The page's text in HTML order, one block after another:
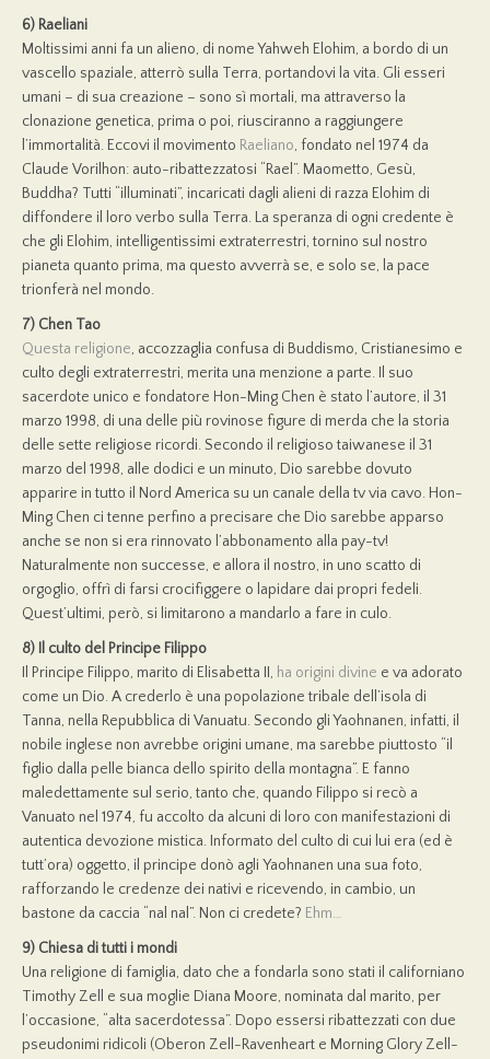
6) Raeliani
Moltissimi anni fa un alieno, di nome Yahweh Elohim, a bordo di un
vascello spaziale, atterrò sulla Terra, portandovi la vita. Gli esseri
umani – di sua creazione – sono sì mortali, ma attraverso la
clonazione genetica, prima o poi, riusciranno a raggiungere
l’immortalità. Eccovi il movimento Raeliano, fondato nel 1974 da
Claude Vorilhon: auto-ribattezzatosi “Rael”. Maometto, Gesù,
Buddha? Tutti “illuminati”, incaricati dagli alieni di razza Elohim di
diffondere il loro verbo sulla Terra. La speranza di ogni credente è
che gli Elohim, intelligentissimi extraterrestri, tornino sul nostro
pianeta quanto prima, ma questo avverrà se, e solo se, la pace
trionferà nel mondo.
7) Chen Tao
Questa religione, accozzaglia confusa di Buddismo, Cristianesimo e
culto degli extraterrestri, merita una menzione a parte. Il suo
sacerdote unico e fondatore Hon-Ming Chen è stato l’autore, il 31
marzo 1998, di una delle più rovinose figure di merda che la storia
delle sette religiose ricordi. Secondo il religioso taiwanese il 31
marzo del 1998, alle dodici e un minuto, Dio sarebbe dovuto
apparire in tutto il Nord America su un canale della tv via cavo. Hon-
Ming Chen ci tenne perfino a precisare che Dio sarebbe apparso
anche se non si era rinnovato l’abbonamento alla pay-tv!
Naturalmente non successe, e allora il nostro, in uno scatto di
orgoglio, offrì di farsi crocifiggere o lapidare dai propri fedeli.
Quest’ultimi, però, si limitarono a mandarlo a fare in culo.
8) Il culto del Principe Filippo
Il Principe Filippo, marito di Elisabetta II, ha origini divine e va adorato
come un Dio. A crederlo è una popolazione tribale dell’isola di
Tanna, nella Repubblica di Vanuatu. Secondo gli Yaohnanen, infatti, il
nobile inglese non avrebbe origini umane, ma sarebbe piuttosto “il
figlio dalla pelle bianca dello spirito della montagna”. E fanno
maledettamente sul serio, tanto che, quando Filippo si recò a
Vanuato nel 1974, fu accolto da alcuni di loro con manifestazioni di
autentica devozione mistica. Informato del culto di cui lui era (ed è
tutt’ora) oggetto, il principe donò agli Yaohnanen una sua foto,
rafforzando le credenze dei nativi e ricevendo, in cambio, un
bastone da caccia “nal nal”. Non ci credete? Ehm…
9) Chiesa di tutti i mondi
Una religione di famiglia, dato che a fondarla sono stati il californiano
Timothy Zell e sua moglie Diana Moore, nominata dal marito, per
l’occasione, “alta sacerdotessa”. Dopo essersi ribattezzati con due
pseudonimi ridicoli (Oberon Zell-Ravenheart e Morning Glory Zell-